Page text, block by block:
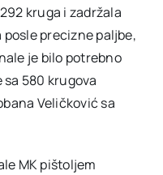
kruga i zadržala
precizne paljbe,
je bilo potrebno
sa 580 krugova
Veličković sa
MK pištoljem